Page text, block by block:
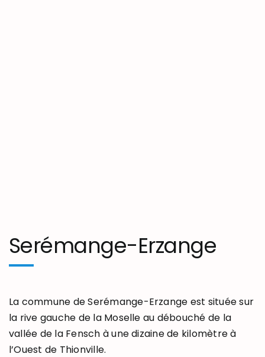
Serémange-Erzange
La commune de Serémange-Erzange est située sur
la rive gauche de la Moselle au débouché de la
vallée de la Fensch à une dizaine de kilomètre à
l’Ouest de Thionville.